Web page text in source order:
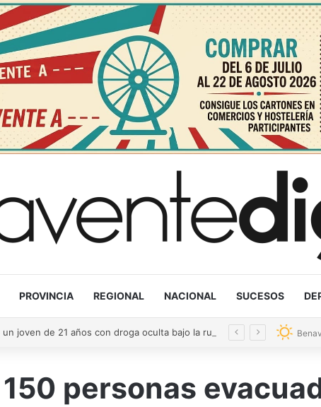
PROVINCIA REGIONAL NACIONAL SUCESOS
150 personas